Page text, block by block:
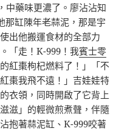
中藥味更濃了。廖沾沾知
那缸陳年老蒜泥，那是宇
出他搬運食材的全部力
「走！K-999！我賓士零
紅棗枸杞燃料了！」「不
棗我飛不遠！」吉娃娃特
衣領，同時開啟了它背上
滋」的輕微煎煮聲，伴隨
抱著蒜泥缸、K-999咬著